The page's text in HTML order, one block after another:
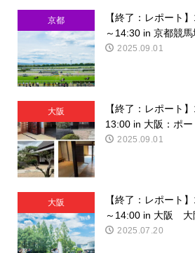
京都
【終了：レポート
～14:30 in 京都競馬
2025.09.01
大阪
【終了：レポート
13:00 in 大阪：ポー
2025.09.01
大阪
【終了：レポート
～14:00 in 大阪 大
2025.07.20